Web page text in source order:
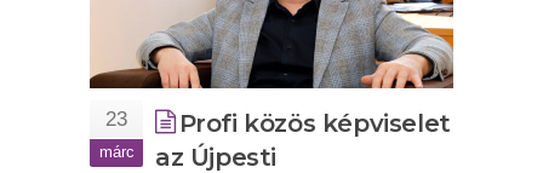
23
márc
Profi közös képviselet
az Újpesti